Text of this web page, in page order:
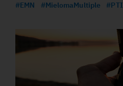
#EMN
#MielomaMultiple #PTI